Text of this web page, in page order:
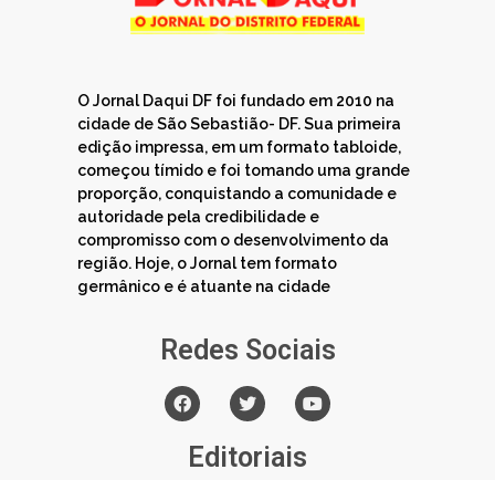
O Jornal Daqui DF foi fundado em 2010 na
cidade de São Sebastião- DF. Sua primeira
edição impressa, em um formato tabloide,
começou tímido e foi tomando uma grande
proporção, conquistando a comunidade e
autoridade pela credibilidade e
compromisso com o desenvolvimento da
região. Hoje, o Jornal tem formato
germânico e é atuante na cidade
Redes Sociais
Editoriais